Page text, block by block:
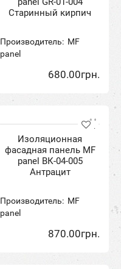
Старинный кирпич
Производитель: MF
panel
680.00грн.
Изоляционная
фасадная панель MF
panel BК-04-005
Антрацит
Производитель: MF
panel
870.00грн.